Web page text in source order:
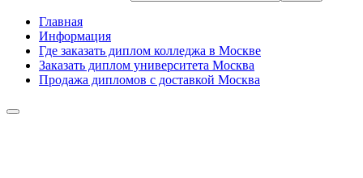
Главная
Информация
Где заказать диплом колледжа в Москве
Заказать диплом университета Москва
Продажа дипломов с доставкой Москва